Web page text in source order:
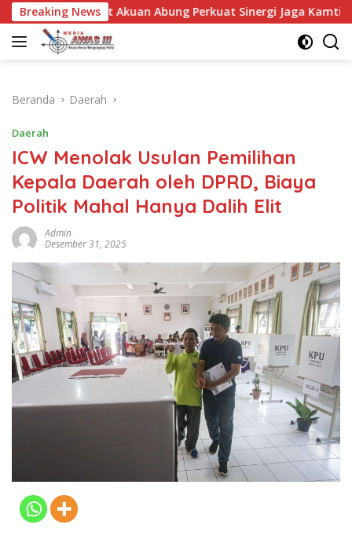
Langsung
ke
konten
Breaking News
Akuan Abung Perkuat Sinergi Jaga Kamtibma
Beranda Daerah
Daerah
ICW Menolak Usulan Pemilihan
Kepala Daerah oleh DPRD, Biaya
Politik Mahal Hanya Dalih Elit
Admin
Desember 31, 2025